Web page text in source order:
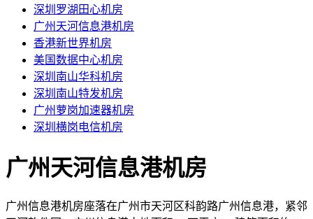
移动机柜租用
移动T4级数据中心
增值服务
企业邮局
权威安全认证
快照备份灵活多变
确保信息的安全性
深圳罗湖田心机房
广州天河信息港机房
香港新世界机房
美国数据中心机房
深圳南山华科机房
深圳南山特发机房
广州萝岗加速器机房
深圳横岗电信机房
广州天河信息港机房
广州信息港机房座落在广州市天河区科韵路广州信息港，紧邻